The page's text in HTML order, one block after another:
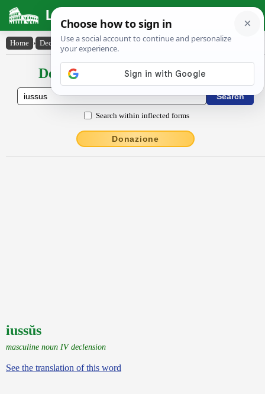
Latin Dictionary
Home › Declensions / Conjugations › iussŭs
Declensions / Conjugations latin
Search within inflected forms
Donazione
iussŭs
masculine noun IV declension
See the translation of this word